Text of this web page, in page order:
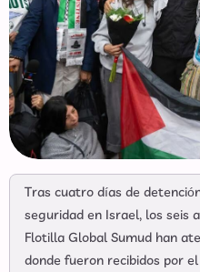
Tras cuatro días de
seguridad en Israel, los seis
Flotilla Global Sumud han
donde fueron recibidos por